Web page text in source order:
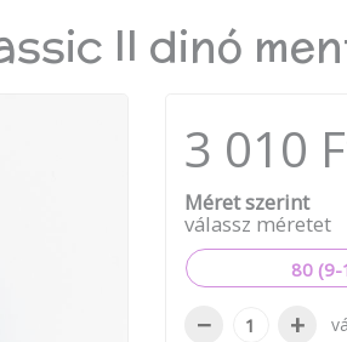
II dinó
3 010
Méret szerint
válassz méretet
80 (9-
− +